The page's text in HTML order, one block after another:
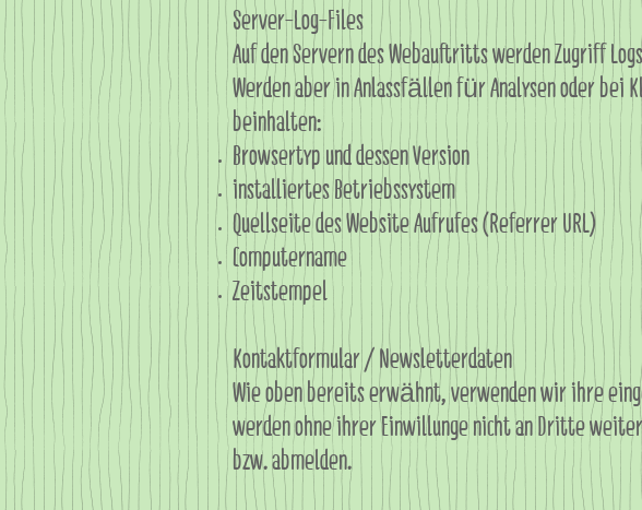
Server-Log-Files
Auf den Servern des Webauftritts werden Zugriff
Werden aber in Anlassfällen für Analysen oder
beinhalten:
Browsertyp und dessen Version
installiertes Betriebssystem
Quellseite des Website Aufrufes (Referrer URL)
Computername
Zeitstempel
Kontaktformular / Newsletterdaten
Wie oben bereits erwähnt, verwenden wir ihre
werden ohne ihrer Einwillunge nicht an Dritte
bzw. abmelden.